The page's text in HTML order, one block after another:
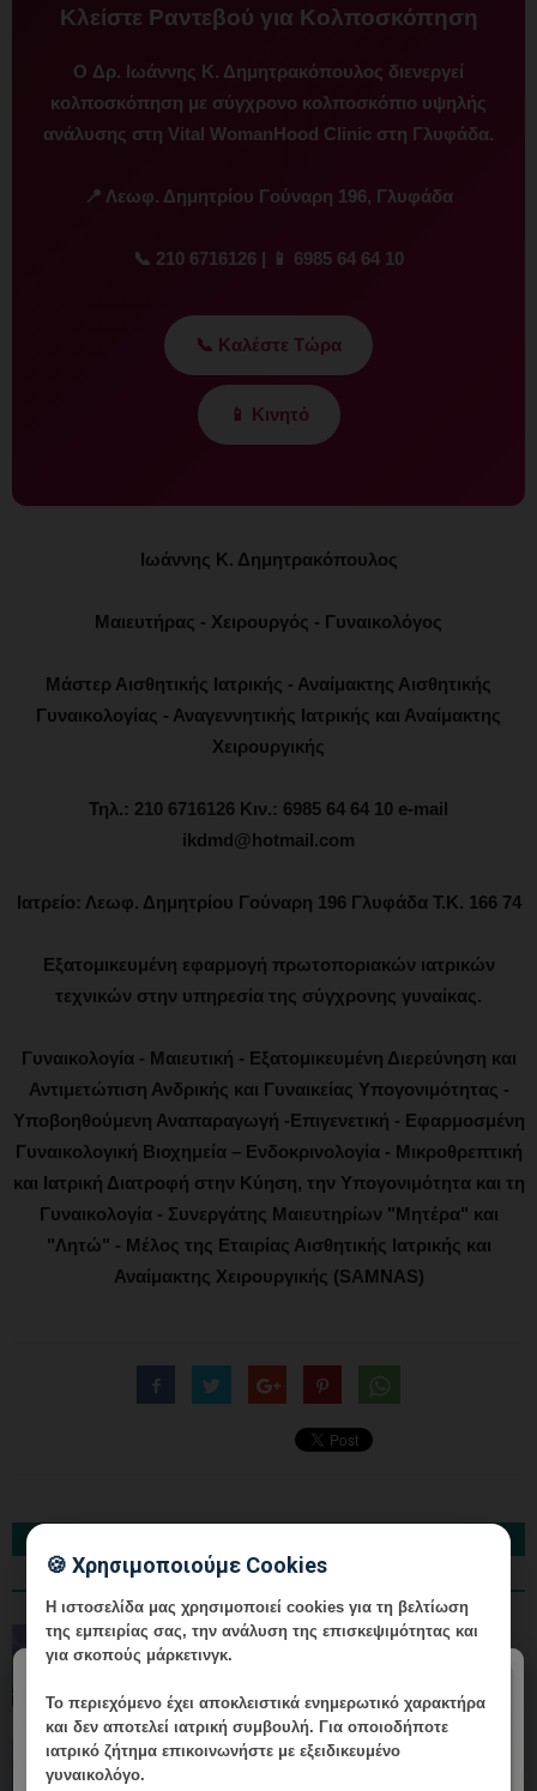
Κλείστε Ραντεβού για Κολποσκόπηση
Ο Δρ. Ιωάννης Κ. Δημητρακόπουλος διενεργεί
κολποσκόπηση με σύγχρονο κολποσκόπιο υψηλής
ανάλυσης στη Vital WomanHood Clinic στη Γλυφάδα.
📍 Λεωφ. Δημητρίου Γούναρη 196, Γλυφάδα
📞 210 6716126 | 📱 6985 64 64 10
📞 Καλέστε Τώρα
📱 Κινητό
Ιωάννης Κ. Δημητρακόπουλος
Μαιευτήρας - Χειρουργός - Γυναικολόγος
Μάστερ Αισθητικής Ιατρικής - Αναίμακτης Αισθητικής
Γυναικολογίας - Αναγεννητικής Ιατρικής και Αναίμακτης
Χειρουργικής
Τηλ.: 210 6716126 Κιν.: 6985 64 64 10 e-mail
ikdmd@hotmail.com
Ιατρείο: Λεωφ. Δημητρίου Γούναρη 196 Γλυφάδα Τ.Κ. 166 74
Εξατομικευμένη εφαρμογή πρωτοποριακών ιατρικών
τεχνικών στην υπηρεσία της σύγχρονης γυναίκας.
Γυναικολογία - Μαιευτική - Εξατομικευμένη Διερεύνηση και
Αντιμετώπιση Ανδρικής και Γυναικείας Υπογονιμότητας -
Υποβοηθούμενη Αναπαραγωγή -Επιγενετική - Εφαρμοσμένη
Γυναικολογική Βιοχημεία – Ενδοκρινολογία - Μικροθρεπτική
και Ιατρική Διατροφή στην Κύηση, την Υπογονιμότητα και τη
Γυναικολογία - Συνεργάτης Μαιευτηρίων "Μητέρα" και
"Λητώ" - Μέλος της Εταιρίας Αισθητικής Ιατρικής και
Αναίμακτης Χειρουργικής (SAMNAS)
ΔΙΑΒΑΣΤΕ ΕΠΙΣΗΣ
ΠΕΡΙΣΣΟΤΕΡΑ
Ολοκληρωμένη Υπηρεσία HPV: Από τη
Διάγνωση έως τον Επανέλεγχο
Ολοκληρωμένη Υπηρεσία HPV: Από τη
🍪 Χρησιμοποιούμε Cookies
Η ιστοσελίδα μας χρησιμοποιεί cookies για τη βελτίωση
της εμπειρίας σας, την ανάλυση της επισκεψιμότητας και
για σκοπούς μάρκετινγκ.
Το περιεχόμενο έχειαποκλειστικά ενημερωτικό χαρακτήρα
και δεν αποτελεί ιατρική συμβουλή. Για οποιοδήποτε
ιατρικό ζήτημα επικοινωνήστε με εξειδικευμένο
γυναικολόγο.